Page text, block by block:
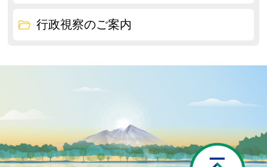
行政視察のご案内